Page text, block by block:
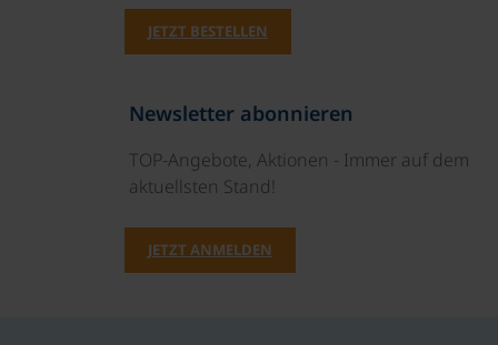
JETZT BESTELLEN
Newsletter abonnieren
TOP-Angebote, Aktionen - Immer auf dem
aktuellsten Stand!
JETZT ANMELDEN